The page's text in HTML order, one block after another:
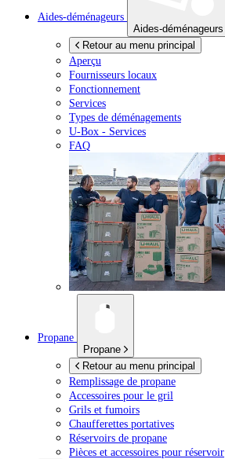
Aides-déménageurs
Aides-déménageurs
Retour au menu principal
Aperçu
Fournisseurs locaux
Fonctionnement
Services
Types de déménagements
U-Box - Services
FAQ
Propane
Propane
Retour au menu principal
Remplissage de propane
Accessoires pour le gril
Grils et fumoirs
Chaufferettes portatives
Réservoirs de propane
Pièces et accessoires pour réservoir